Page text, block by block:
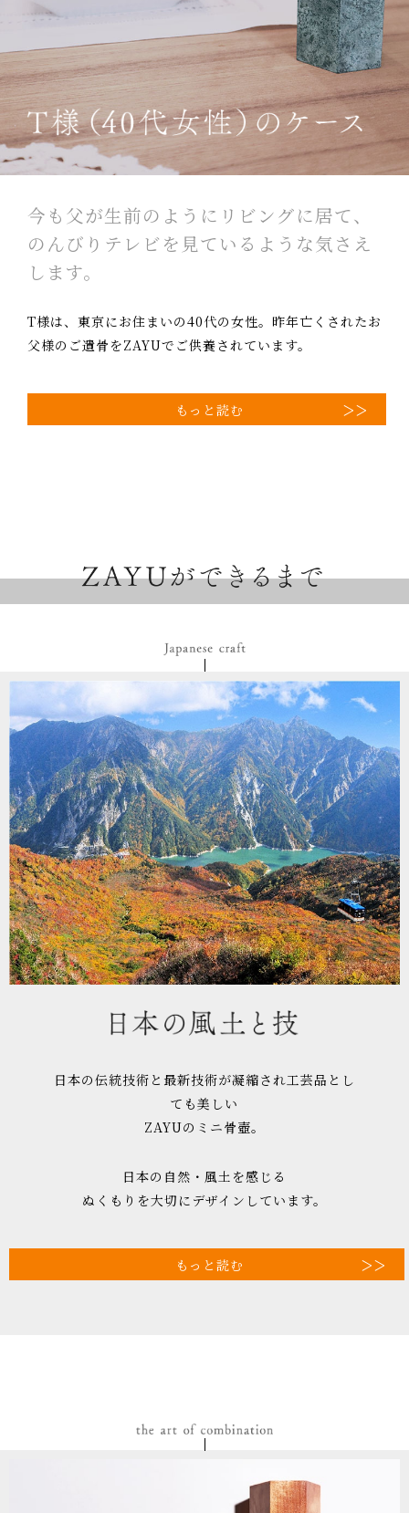
今も父が生前のようにリビングに居て、
のんびりテレビを見ているような気さえ
します。
T様は、東京にお住まいの40代の女性。昨年亡くされたお
父様のご遺骨をZAYUでご供養されています。
もっと読む
日本の伝統技術と最新技術が凝縮され工芸品とし
ても美しい
ZAYUのミニ骨壺。
日本の自然・風土を感じる
ぬくもりを大切にデザインしています。
もっと読む